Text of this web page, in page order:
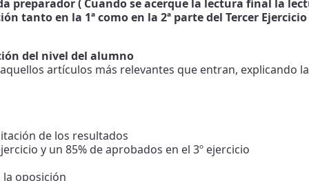
preparador ( Cuando se acerque la lectura final la
tanto en la 1ª como en la 2ª parte del Tercer Ejercicio
del nivel del alumno
aquellos artículos más relevantes que entran,
de los resultados
y un 85% de aprobados en el 3º ejercicio
la oposición